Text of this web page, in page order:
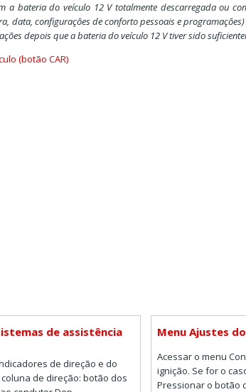
a bateria do veículo 12 V totalmente descarregada ou
data, configurações de conforto pessoais e
depois que a bateria do veículo 12 V tiver sido
(botão CAR)
de assistência
de direção e do
de direção: botão dos
Menu Ajustes
Acessar o menu
ignição. Se for o
Pressionar o botão